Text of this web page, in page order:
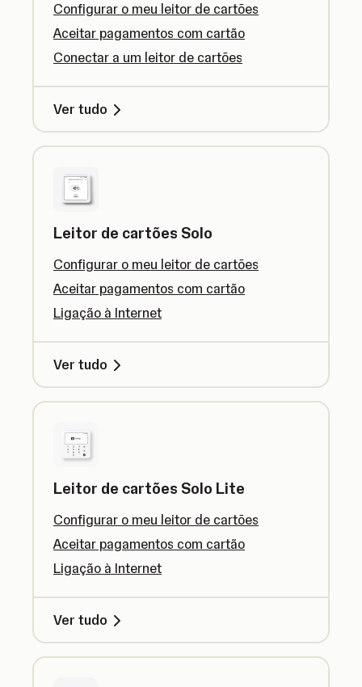
Configurar o meu leitor de cartões
Aceitar pagamentos com cartão
Conectar a um leitor de cartões
Ver tudo
Leitor de cartões Solo
Configurar o meu leitor de cartões
Aceitar pagamentos com cartão
Ligação à Internet
Ver tudo
Leitor de cartões Solo Lite
Configurar o meu leitor de cartões
Aceitar pagamentos com cartão
Ligação à Internet
Ver tudo